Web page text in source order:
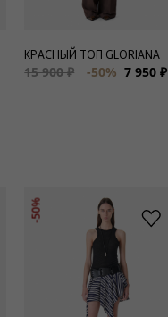
КРАСНЫЙ ТОП GLORIANA
15 900 ₽
-50% 7 950 ₽
-50%